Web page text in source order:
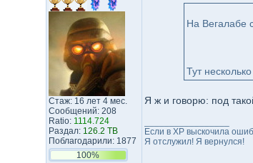
Стаж: 16 лет 4 мес.
Сообщений: 208
Ratio: 1114.724
Раздал: 126.2 TB
Поблагодарили: 1877
100%
На Вегалабе
Тут
Я ж и говорю: под
Если в XP выскочила
Я отслужил! Я вернулся!